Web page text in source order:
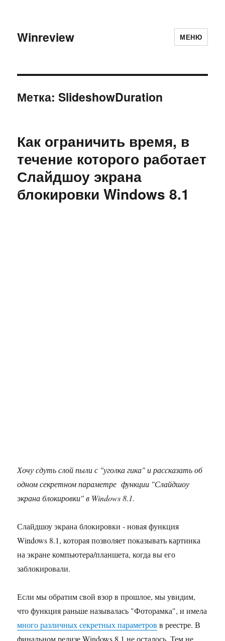
Winreview МЕНЮ
Метка:SlideshowDuration
Как ограничить время, в
течение которого работает
Слайдшоу экрана
блокировки Windows 8.1
Хочу сдуть слой пыли с "уголка гика" и рассказать об
одном секретном параметре функции "Слайдшоу
экрана блокировки" в Windows 8.1.
Слайдшоу экрана блокировки - новая функция
Windows 8.1, которая позволяет показывать картинка
на экране компьютера/планшета, когда вы его
заблокировали.
Если мы обратим свой взор в прошлое, мы увидим,
что функция раньше называлась "Фоторамка", и имела
много различных секретных параметров в реестре. В
финальном релизе Windows 8.1 не осталось. Тем не